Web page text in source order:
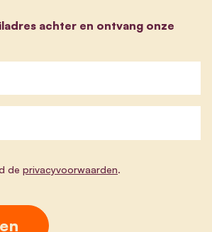
achter en ontvang onze
de privacyvoorwaarden.